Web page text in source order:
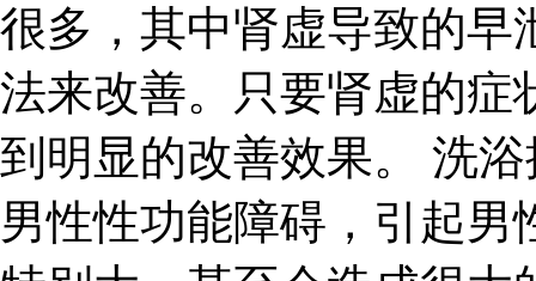
很多，其中肾虚导致的早
法来改善。只要肾虚的症
到明显的改善效果。 洗
男性性功能障碍，引起